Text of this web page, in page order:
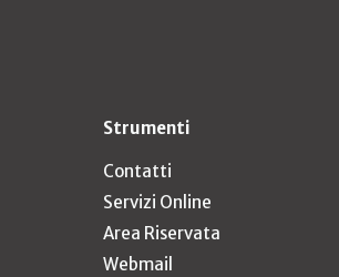
Strumenti
Contatti
Servizi Online
Area Riservata
Webmail